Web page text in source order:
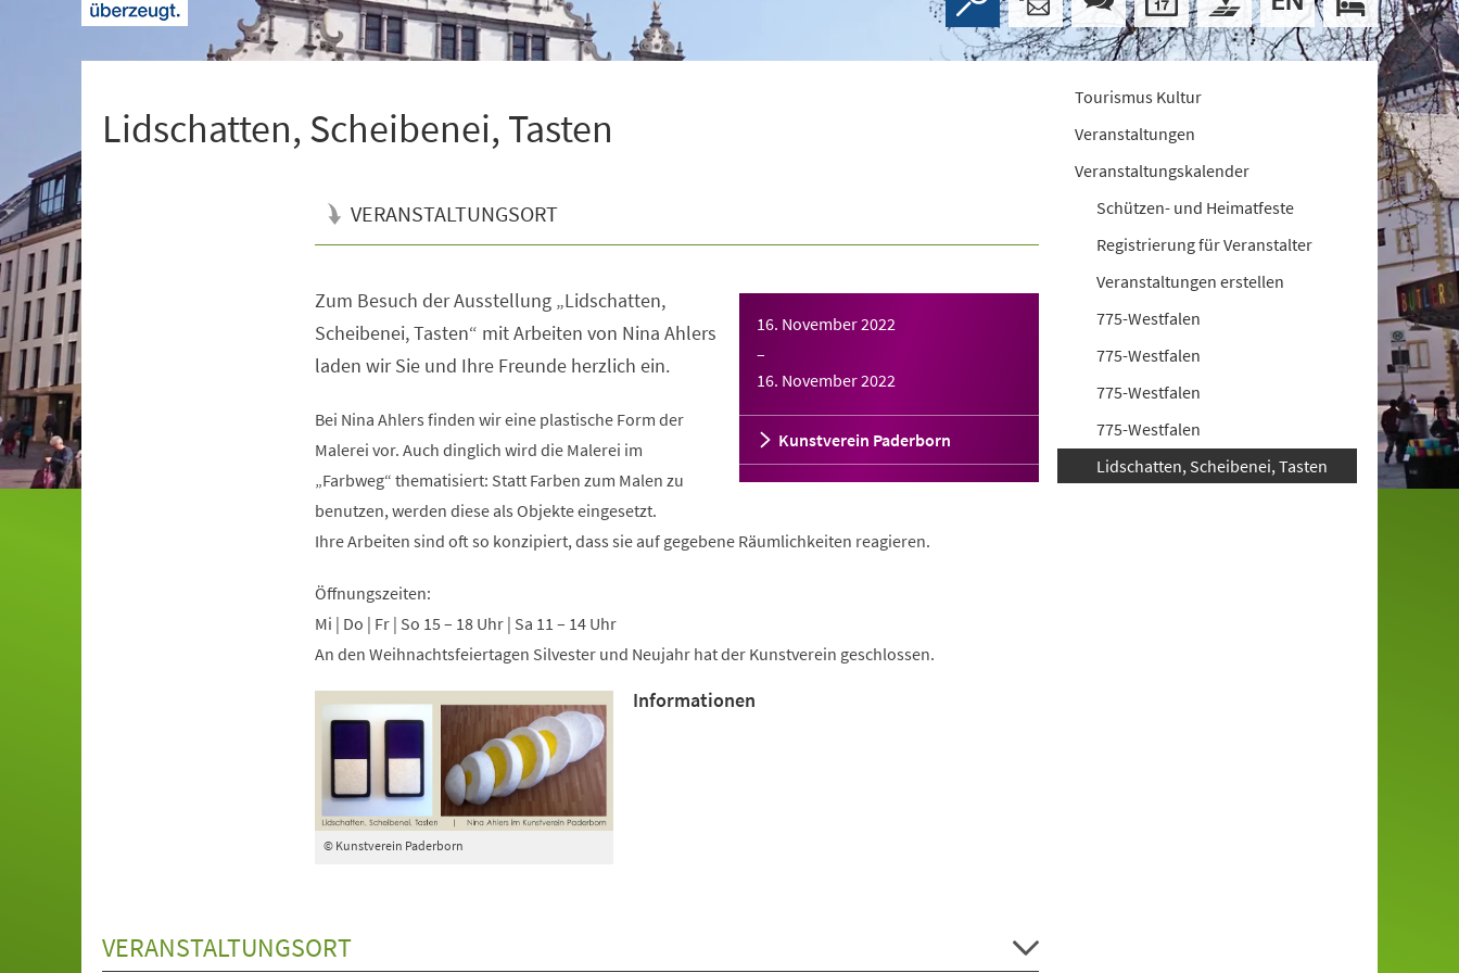
Lidschatten, Scheibenei, Tasten
VERANSTALTUNGSORT
16. November 2022
–
16. November 2022
Kunstverein Paderborn
Zum Besuch der Ausstellung „Lidschatten,
Scheibenei, Tasten“ mit Arbeiten von Nina Ahlers
laden wir Sie und Ihre Freunde herzlich ein.
Bei Nina Ahlers finden wir eine plastische Form der
Malerei vor. Auch dinglich wird die Malerei im
„Farbweg“ thematisiert: Statt Farben zum Malen zu
benutzen, werden diese als Objekte eingesetzt.
Ihre Arbeiten sind oft so konzipiert, dass sie auf gegebene Räumlichkeiten reagieren.
Öffnungszeiten:
Mi | Do | Fr | So 15 – 18 Uhr | Sa 11 – 14 Uhr
An den Weihnachtsfeiertagen Silvester und Neujahr hat der Kunstverein geschlossen.
© Kunstverein Paderborn
Informationen
VERANSTALTUNGSORT
Tourismus Kultur
Veranstaltungen
Veranstaltungskalender
Schützen- und Heimatfeste
Registrierung für Veranstalter
Veranstaltungen erstellen
775-Westfalen
775-Westfalen
775-Westfalen
775-Westfalen
Lidschatten, Scheibenei, Tasten